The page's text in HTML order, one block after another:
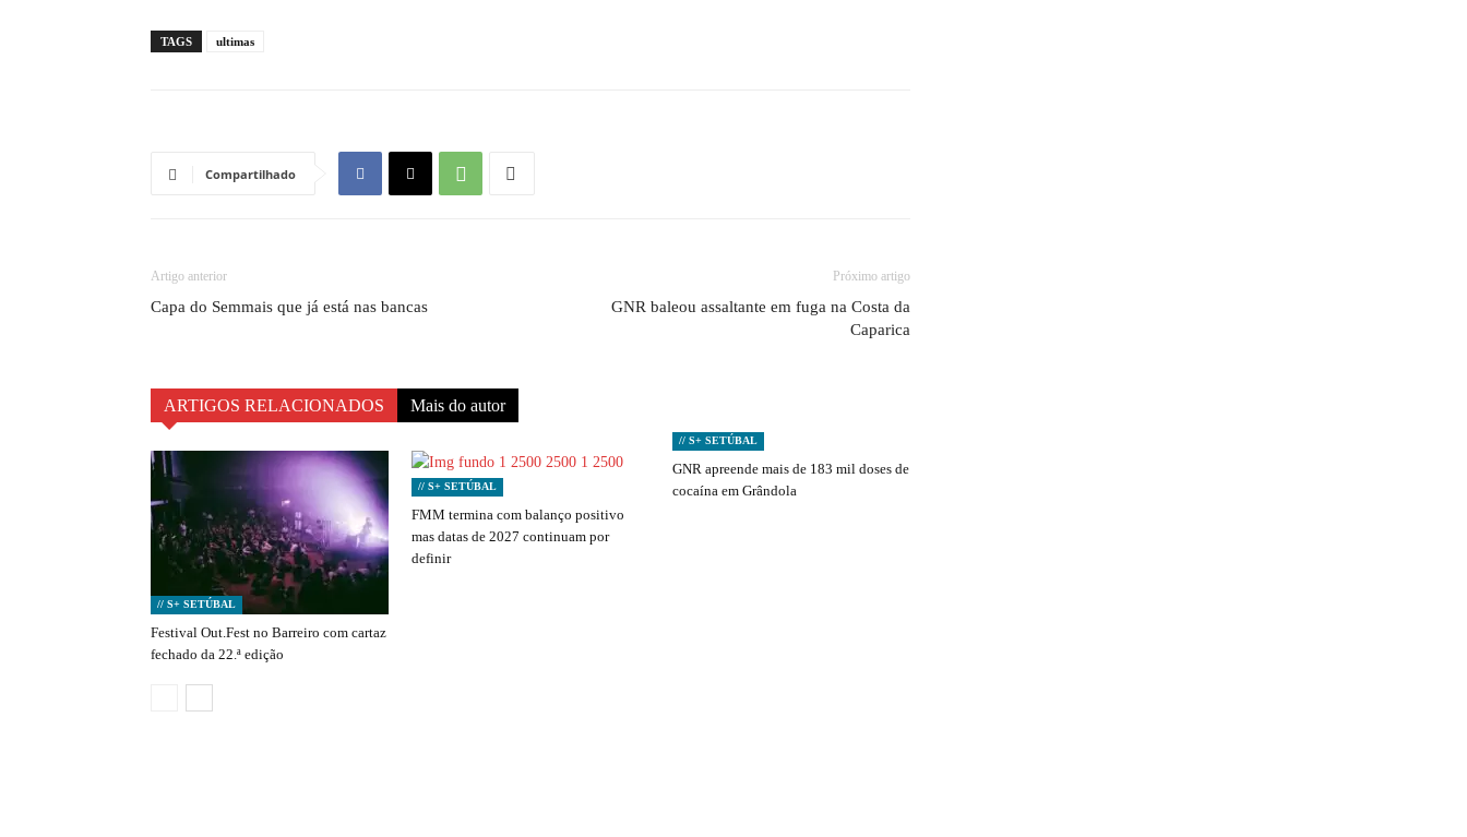
TAGS ultimas
Compartilhado
Artigo anterior
Capa do Semmais que já está nas bancas
Próximo artigo
GNR baleou assaltante em fuga na Costa da
Caparica
ARTIGOS RELACIONADOS Mais do autor
// S+ SETÚBAL
Festival Out.Fest no Barreiro com cartaz
fechado da 22.ª edição
// S+ SETÚBAL
FMM termina com balanço positivo
mas datas de 2027 continuam por
definir
// S+ SETÚBAL
GNR apreende mais de 183 mil doses de
cocaína em Grândola